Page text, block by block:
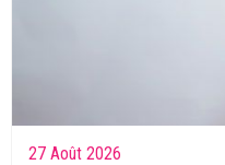
27 Août 2026